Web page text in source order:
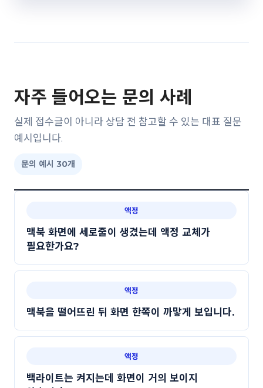
자주 들어오는 문의 사례
실제 접수글이 아니라 상담 전 참고할 수 있는 대표 질문
예시입니다.
문의 예시 30개
액정
맥북 화면에 세로줄이 생겼는데 액정 교체가
필요한가요?
액정
맥북을 떨어뜨린 뒤 화면 한쪽이 까맣게 보입니다.
액정
백라이트는 켜지는데 화면이 거의 보이지